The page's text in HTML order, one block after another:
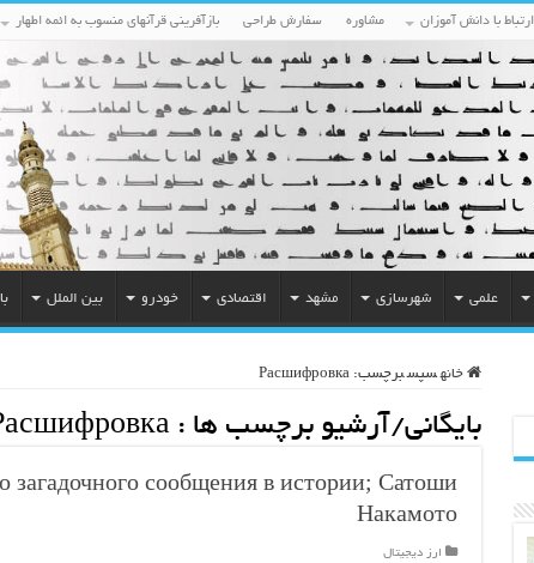
ارتباط با دانش آموزان مشاوره سفارش طراحی بازآفرینی قرآنهای منسوب به ائمه اطهار
علمی شهرسازی مشهد اقتصادی خودرو بین الملل
خانه سپس برچسب:Расшифровка
بایگانی/آرشیو برچسب ها :
загадочного сообщения в истории; Сатоши
Накамото
ارز دیجیتال